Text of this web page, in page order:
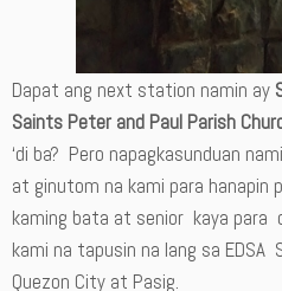
Dapat ang next station namin ay
Saints Peter and Paul Parish
‘di ba? Pero napagkasunduan
at ginutom na kami para hanapin
kaming bata at senior kaya para
kami na tapusin na lang sa EDSA
Quezon City at Pasig.